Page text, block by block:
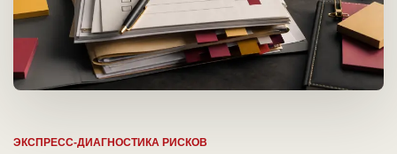
ЭКСПРЕСС-ДИАГНОСТИКА РИСКОВ